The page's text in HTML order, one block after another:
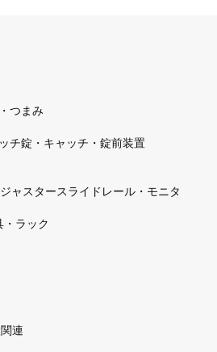
つまみ
チ錠・キャッチ・錠前装置
ャスタースライドレール・モニタ
・ラック
連